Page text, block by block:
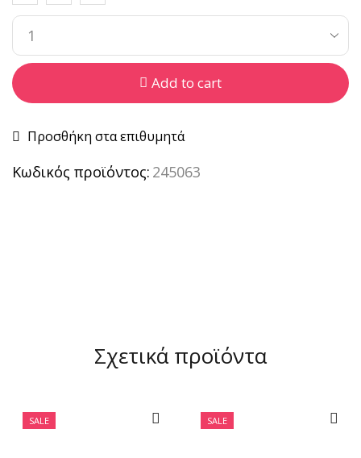
Add to cart
Προσθήκη στα επιθυμητά
Κωδικός προϊόντος: 245063
Σχετικά προϊόντα
SALE SALE